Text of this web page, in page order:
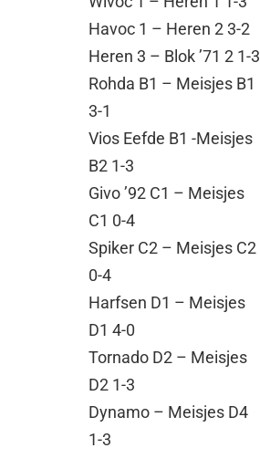
Havoc 1 – Heren 2 3-2
Heren 3 – Blok ’71 2 1-3
Rohda B1 – Meisjes B1
3-1
Vios Eefde B1 -Meisjes
B2 1-3
Givo ’92 C1 – Meisjes
C1 0-4
Spiker C2 – Meisjes C2
0-4
Harfsen D1 – Meisjes
D1 4-0
Tornado D2 – Meisjes
D2 1-3
Dynamo – Meisjes D4
1-3